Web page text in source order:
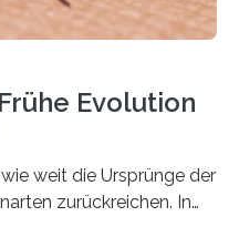
Evolution
weit die Ursprünge der
zurückreichen. In